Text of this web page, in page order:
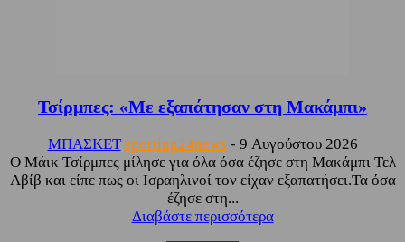
Τσίρμπες: «Με εξαπάτησαν στη Μακάμπι»
ΜΠΑΣΚΕΤ sporting24news - 9 Αυγούστου 2026
Ο Μάικ Τσίρμπες μίλησε για όλα όσα έζησε στη Μακάμπι Τελ
Αβίβ και είπε πως οι Ισραηλινοί τον είχαν εξαπατήσει.Τα όσα
έζησε στη...
Διαβάστε περισσότερα